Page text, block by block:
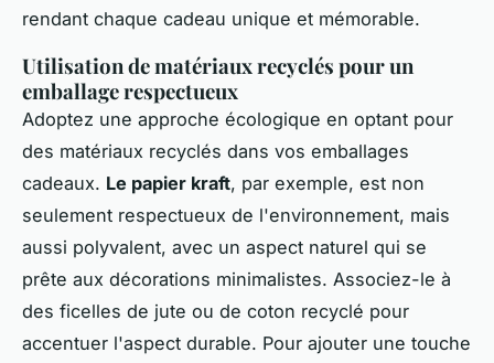
rendant chaque cadeau unique et mémorable.
Utilisation de matériaux recyclés pour un
emballage respectueux
Adoptez une approche écologique en optant pour
des matériaux recyclés dans vos emballages
cadeaux. Le papier kraft, par exemple, est non
seulement respectueux de l'environnement, mais
aussi polyvalent, avec un aspect naturel qui se
prête aux décorations minimalistes. Associez-le à
des ficelles de jute ou de coton recyclé pour
accentuer l'aspect durable. Pour ajouter une touche